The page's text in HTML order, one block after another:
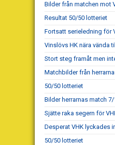
Bilder från matchen mot
Resultat 50/50 lotteriet
Fortsatt serieledning för
Vinslövs HK nära vända
Stort steg framåt men
Matchbilder från
50/50 lotteriet
Bilder herrarnas match 7/
Sjätte raka segern för
Desperat VHK lyckades
50/50 lotteriet